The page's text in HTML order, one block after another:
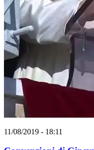
11/08/2019 - 18:11